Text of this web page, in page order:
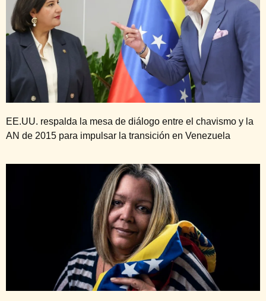
EE.UU. respalda la mesa de diálogo entre el chavismo y la
AN de 2015 para impulsar la transición en Venezuela